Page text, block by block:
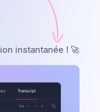
instantanée ! 🚀